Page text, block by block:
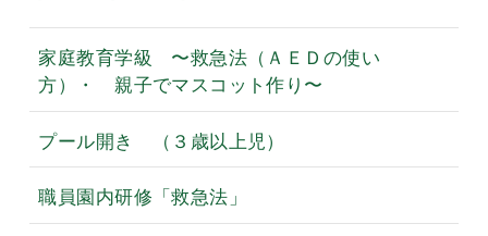
家庭教育学級 〜救急法（ＡＥＤの使い
方）・ 親子でマスコット作り〜
プール開き （３歳以上児）
職員園内研修「救急法」